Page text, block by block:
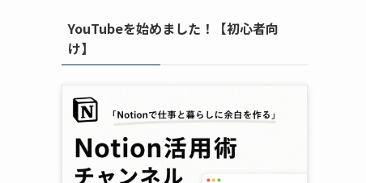
YouTubeを始めました！【初心者向
け】